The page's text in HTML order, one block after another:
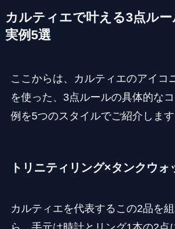
カルティエで叶える3点ル
実例5選
ここからは、カルティエのアイコ
を使った、3点ルールの具体的な
例を5つのスタイルでご紹介します
トリニティリング×タンクウォ
カルティエを代表するこの2品を